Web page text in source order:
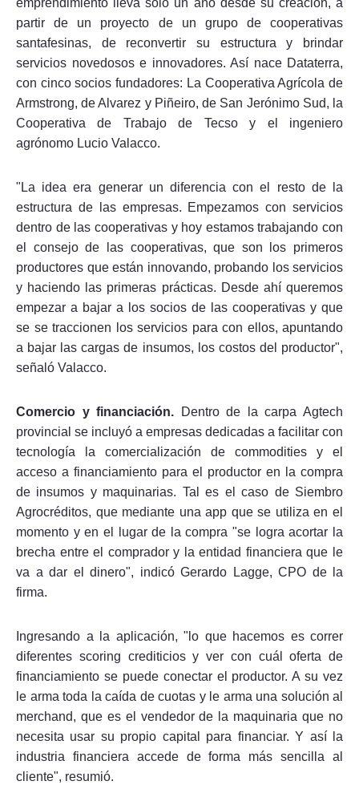
emprendimiento lleva sólo un año desde su creación, a
partir de un proyecto de un grupo de cooperativas
santafesinas, de reconvertir su estructura y brindar
servicios novedosos e innovadores. Así nace Dataterra,
con cinco socios fundadores: La Cooperativa Agrícola de
Armstrong, de Alvarez y Piñeiro, de San Jerónimo Sud, la
Cooperativa de Trabajo de Tecso y el ingeniero
agrónomo Lucio Valacco.
"La idea era generar un diferencia con el resto de la
estructura de las empresas. Empezamos con servicios
dentro de las cooperativas y hoy estamos trabajando con
el consejo de las cooperativas, que son los primeros
productores que están innovando, probando los servicios
y haciendo las primeras prácticas. Desde ahí queremos
empezar a bajar a los socios de las cooperativas y que
se se traccionen los servicios para con ellos, apuntando
a bajar las cargas de insumos, los costos del productor",
señaló Valacco.
Comercio y financiación. Dentro de la carpa Agtech
provincial se incluyó a empresas dedicadas a facilitar con
tecnología la comercialización de commodities y el
acceso a financiamiento para el productor en la compra
de insumos y maquinarias. Tal es el caso de Siembro
Agrocréditos, que mediante una app que se utiliza en el
momento y en el lugar de la compra "se logra acortar la
brecha entre el comprador y la entidad financiera que le
va a dar el dinero", indicó Gerardo Lagge, CPO de la
firma.
Ingresando a la aplicación, "lo que hacemos es correr
diferentes scoring crediticios y ver con cuál oferta de
financiamiento se puede conectar el productor. A su vez
le arma toda la caída de cuotas y le arma una solución al
merchand, que es el vendedor de la maquinaria que no
necesita usar su propio capital para financiar. Y así la
industria financiera accede de forma más sencilla al
cliente", resumió.